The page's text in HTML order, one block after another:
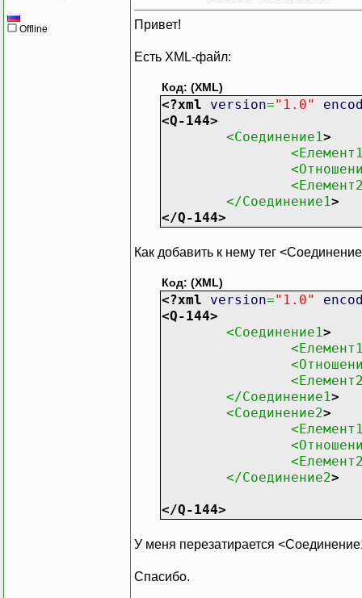
Offline Привет!
Есть XML-файл:
Код: (XML)
<?xml version="1.0"
<Q-144>
<Соединение1>
</Соединение1>
</Q-144>
Как добавить к нему тег
Код: (XML)
<?xml version="1.0"
<Q-144>
<Соединение1>
</Соединение1>
<Соединение2>
</Соединение2>
</Q-144>
У меня перезатирается
Спасибо.